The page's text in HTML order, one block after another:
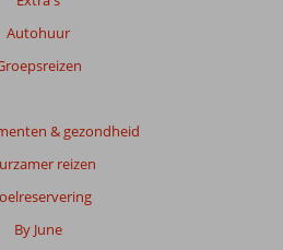
Autohuur
& gezondheid
reizen
By June